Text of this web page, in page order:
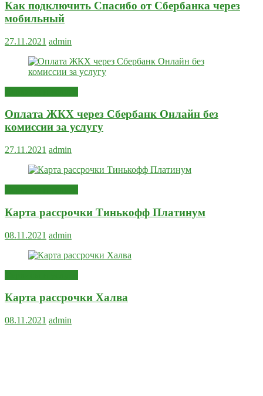
Как подключить Спасибо от Сбербанка через
мобильный
27.11.2021 admin
Оплата ЖКХ через Сбербанк Онлайн без
комиссии за услугу
27.11.2021 admin
Карта рассрочки Тинькофф Платинум
08.11.2021 admin
Карта рассрочки Халва
08.11.2021 admin